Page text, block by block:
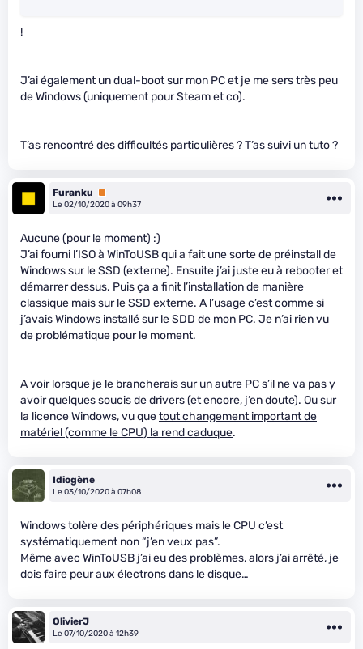
!
J’ai également un dual-boot sur mon PC et je me sers très peu
de Windows (uniquement pour Steam et co).
T’as rencontré des difficultés particulières ? T’as suivi un tuto ?
Furanku
Premium
Le 02/10/2020 à 09h37
Aucune (pour le moment) :)
J’ai fourni l’ISO à WinToUSB qui a fait une sorte de préinstall de
Windows sur le SSD (externe). Ensuite j’ai juste eu à rebooter et
démarrer dessus. Puis ça a finit l’installation de manière
classique mais sur le SSD externe. A l’usage c’est comme si
j’avais Windows installé sur le SDD de mon PC. Je n’ai rien vu
de problématique pour le moment.
A voir lorsque je le brancherais sur un autre PC s’il ne va pas y
avoir quelques soucis de drivers (et encore, j’en doute). Ou sur
la licence Windows, vu quetout changement important de
matériel (comme le CPU) la rend caduque.
Idiogène
Le 03/10/2020 à 07h08
Windows tolère des périphériques mais le CPU c’est
systématiquement non “j’en veux pas”.
Même avec WinToUSB j’ai eu des problèmes, alors j’ai arrêté, je
dois faire peur aux électrons dans le disque…
OlivierJ
Le 07/10/2020 à 12h39